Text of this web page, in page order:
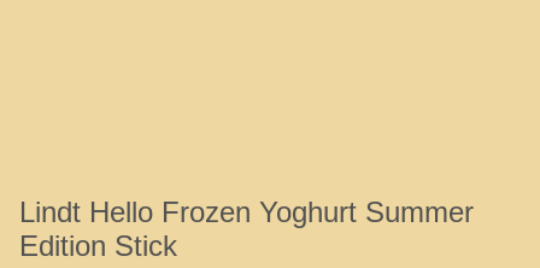
Lindt Hello Frozen Yoghurt Summer
Edition Stick